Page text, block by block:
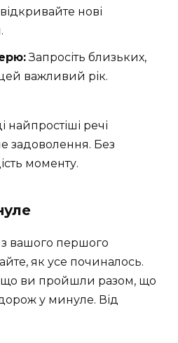
нові
Запросіть близьких,
важливий рік.
найпростіші речі
задоволення. Без
моменту.
вашого першого
як усе починалось.
що ви пройшли разом, що
у минуле. Від